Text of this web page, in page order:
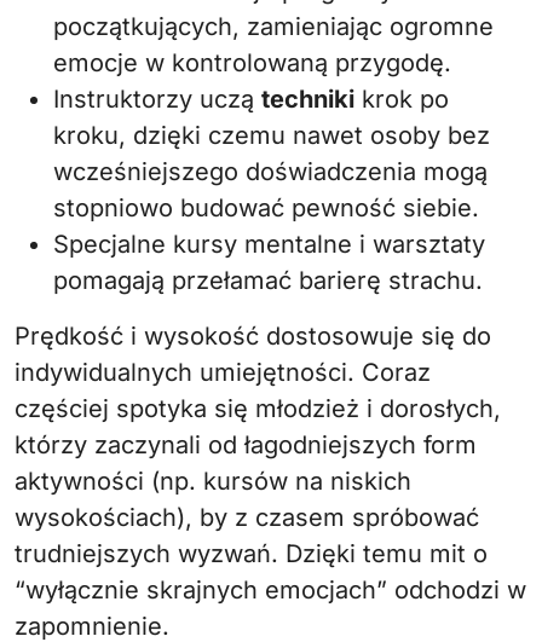
początkujących, zamieniając ogromne
emocje w kontrolowaną przygodę.
Instruktorzy uczą techniki krok po
kroku, dzięki czemu nawet osoby bez
wcześniejszego doświadczenia mogą
stopniowo budować pewność siebie.
Specjalne kursy mentalne i warsztaty
pomagają przełamać barierę strachu.
Prędkość i wysokość dostosowuje się do
indywidualnych umiejętności. Coraz
częściej spotyka się młodzież i dorosłych,
którzy zaczynali od łagodniejszych form
aktywności (np. kursów na niskich
wysokościach), by z czasem spróbować
trudniejszych wyzwań. Dzięki temu mit o
“wyłącznie skrajnych emocjach” odchodzi w
zapomnienie.